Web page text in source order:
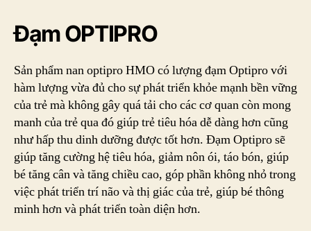
Đạm OPTIPRO
Sản phẩm nan optipro HMO có lượng đạm Optipro với
hàm lượng vừa đủ cho sự phát triển khỏe mạnh bền vững
của trẻ mà không gây quá tải cho các cơ quan còn mong
manh của trẻ qua đó giúp trẻ tiêu hóa dễ dàng hơn cũng
như hấp thu dinh dưỡng được tốt hơn. Đạm Optipro sẽ
giúp tăng cường hệ tiêu hóa, giảm nôn ói, táo bón, giúp
bé tăng cân và tăng chiều cao, góp phần không nhỏ trong
việc phát triển trí não và thị giác của trẻ, giúp bé thông
minh hơn và phát triển toàn diện hơn.